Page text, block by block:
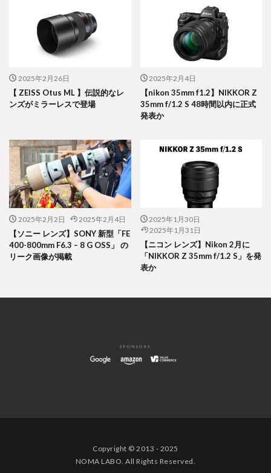
2025年2月26日
【 ZEISS Otus ML 】伝説的なレ
ンズがミラーレスで登場
2025年2月4日
【nikon 35mm f1.2】NIKKOR Z
35mm f/1.2 S 48時間以内に正式
発表か
2025年2月2日 2025年2月4日
【ソニー レンズ】SONY 新型「FE
400-800mm F6.3 – 8 G OSS」 の
リーク画像が掲載
2025年1月30日
2025年1月31日
【ニコン レンズ】Nikon 2月に
「NIKKOR Z 35mm f/1.2 S」を発
表か
Copyright © 2013 - 2025
NOMA LABO. All Rights Reserved.